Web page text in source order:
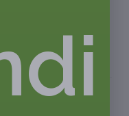
Вопросы
до 30 июля 2018 г.